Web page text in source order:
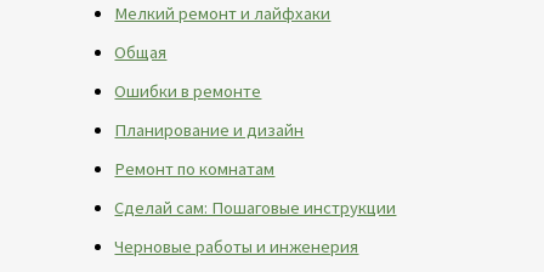
Мелкий ремонт и лайфхаки
Общая
Ошибки в ремонте
Планирование и дизайн
Ремонт по комнатам
Сделай сам: Пошаговые инструкции
Черновые работы и инженерия